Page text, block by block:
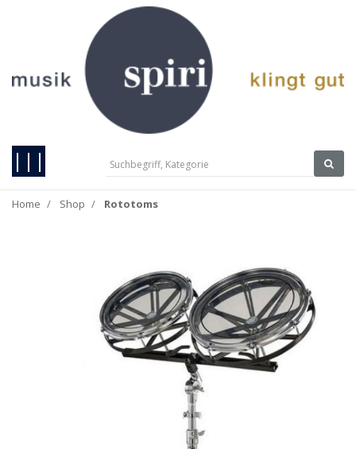
|||
Home Shop Rototoms